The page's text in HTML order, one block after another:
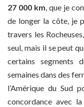
27 000 km, que je
de longer la côte, je
travers les
seul, mais il se peut
certains segments
semaines dans des
l’Amérique du Sud
concordance avec